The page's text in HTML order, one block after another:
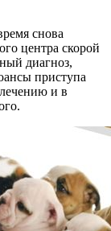
снова
центра скорой
диагноз,
приступа
и в